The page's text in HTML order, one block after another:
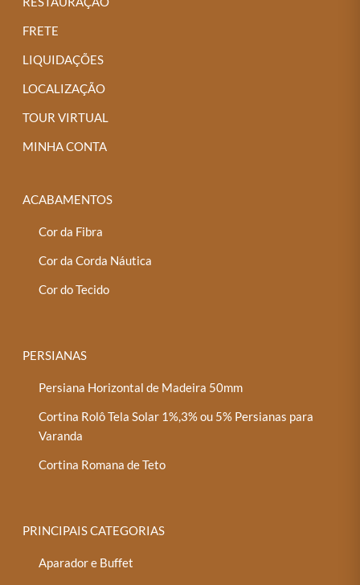
FRETE
LIQUIDAÇÕES
LOCALIZAÇÃO
TOUR VIRTUAL
MINHA CONTA
ACABAMENTOS
Cor da Fibra
Cor da Corda Náutica
Cor do Tecido
PERSIANAS
Persiana Horizontal de Madeira 50mm
Cortina Rolô Tela Solar 1%,3% ou 5% Persianas para
Varanda
Cortina Romana de Teto
PRINCIPAIS CATEGORIAS
Aparador e Buffet